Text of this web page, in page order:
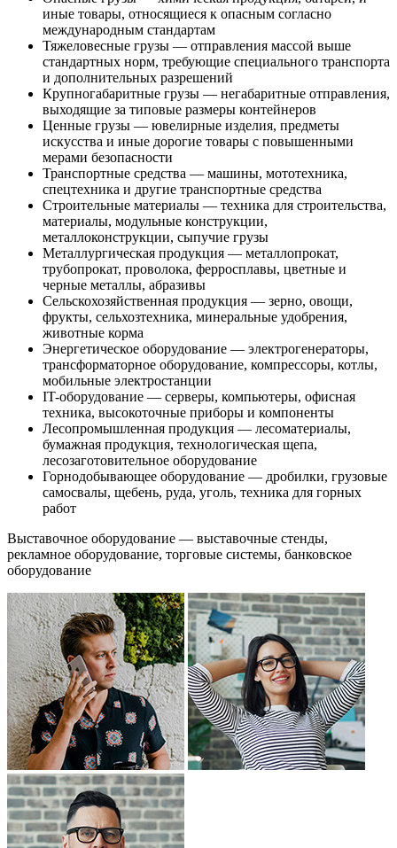
иные товары, относящиеся к опасным согласно
международным стандартам
Тяжеловесные грузы — отправления массой выше
стандартных норм, требующие специального транспорта
и дополнительных разрешений
Крупногабаритные грузы — негабаритные отправления,
выходящие за типовые размеры контейнеров
Ценные грузы — ювелирные изделия, предметы
искусства и иные дорогие товары с повышенными
мерами безопасности
Транспортные средства — машины, мототехника,
спецтехника и другие транспортные средства
Строительные материалы — техника для строительства,
материалы, модульные конструкции,
металлоконструкции, сыпучие грузы
Металлургическая продукция — металлопрокат,
трубопрокат, проволока, ферросплавы, цветные и
черные металлы, абразивы
Сельскохозяйственная продукция — зерно, овощи,
фрукты, сельхозтехника, минеральные удобрения,
животные корма
Энергетическое оборудование — электрогенераторы,
трансформаторное оборудование, компрессоры, котлы,
мобильные электростанции
IT-оборудование — серверы, компьютеры, офисная
техника, высокоточные приборы и компоненты
Лесопромышленная продукция — лесоматериалы,
бумажная продукция, технологическая щепа,
лесозаготовительное оборудование
Горнодобывающее оборудование — дробилки, грузовые
самосвалы, щебень, руда, уголь, техника для горных
работ
Выставочное оборудование — выставочные стенды,
рекламное оборудование, торговые системы, банковское
оборудование